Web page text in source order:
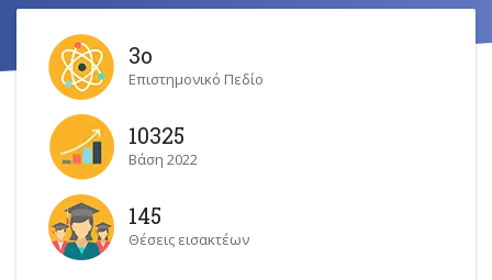
3ο
Επιστημονικό Πεδίο
10325
Βάση 2022
145
Θέσεις εισακτέων